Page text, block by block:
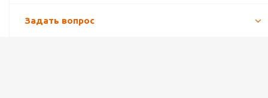
Задать вопрос